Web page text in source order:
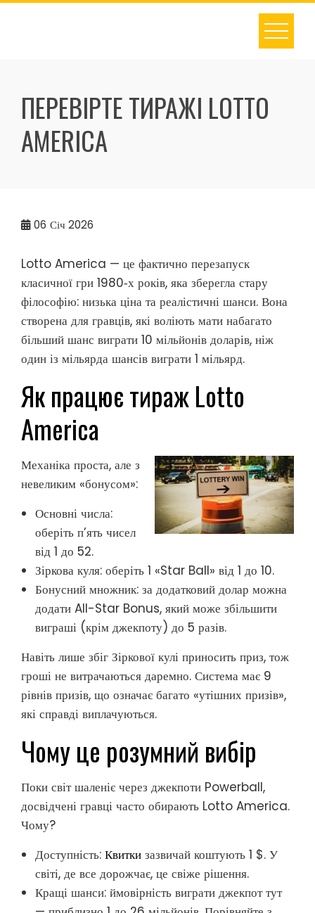
Skip
ПЕРЕВІРТЕ ТИРАЖІ LOTTO
AMERICA
06 Січ 2026
Lotto America — це фактично перезапуск
класичної гри 1980‑х років, яка зберегла стару
філософію: низька ціна та реалістичні шанси. Вона
створена для гравців, які воліють мати набагато
більший шанс виграти 10 мільйонів доларів, ніж
один із мільярда шансів виграти 1 мільярд.
Як працює тираж Lotto
America
Механіка проста, але з
невеликим «бонусом»:
Основні числа:
оберіть п’ять чисел
від 1 до 52.
Зіркова куля: оберіть 1 «Star Ball» від 1 до 10.
Бонусний множник: за додатковий долар можна
додати All-Star Bonus, який може збільшити
виграші (крім джекпоту) до 5 разів.
Навіть лише збіг Зіркової кулі приносить приз, тож
гроші не витрачаються даремно. Система має 9
рівнів призів, що означає багато «утішних призів»,
які справді виплачуються.
Чому це розумний вибір
Поки світ шаленіє через джекпоти Powerball,
досвідчені гравці часто обирають Lotto America.
Чому?
Доступність: Квитки зазвичай коштують 1 $. У
світі, де все дорожчає, це свіже рішення.
Кращі шанси: ймовірність виграти джекпот тут